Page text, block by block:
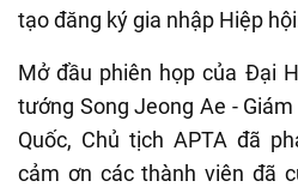
tạo đăng ký gia nhập Hiệp
Mở đầu phiên họp của Đại
tướng Song Jeong Ae -
Quốc, Chủ tịch APTA đã
cảm ơn các thành viên đã